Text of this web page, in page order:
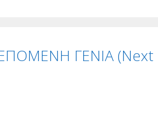
ΓΕΝΙΑ (Next